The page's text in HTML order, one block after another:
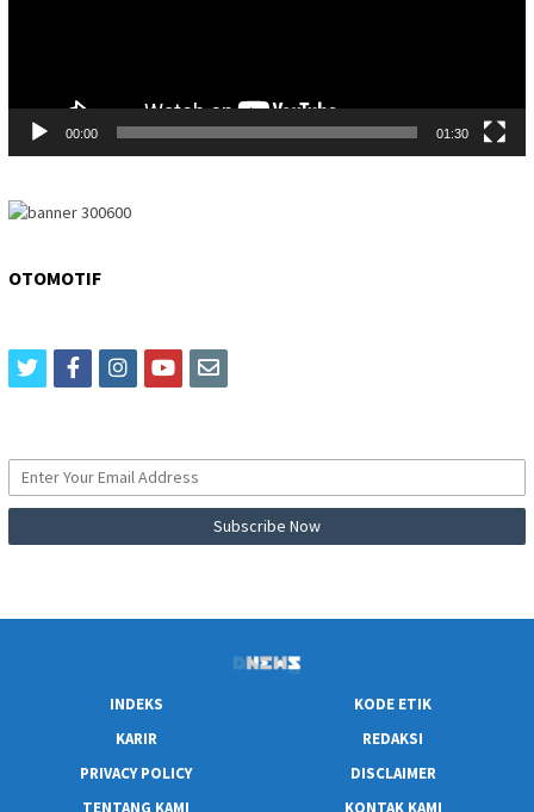
00:00 01:30
OTOMOTIF
twitterfacebookinstagram
youtubeemail
INDEKS
KODE ETIK
KARIR
REDAKSI
PRIVACY POLICY
DISCLAIMER